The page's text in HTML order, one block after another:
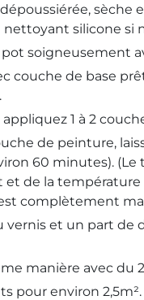
sèche
silicone si
soigneusement
couche de base
1 à 2
de peinture,
60 minutes). (Le
de la température
complètement
vernis et un part de
manière avec du
pour environ 2,5m².